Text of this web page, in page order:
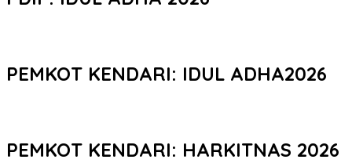
PEMKOT KENDARI: IDUL ADHA2026
PEMKOT KENDARI: HARKITNAS 2026